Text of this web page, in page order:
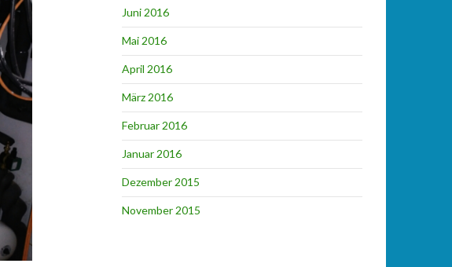
Juni 2016
Mai 2016
April 2016
März 2016
Februar 2016
Januar 2016
Dezember 2015
November 2015